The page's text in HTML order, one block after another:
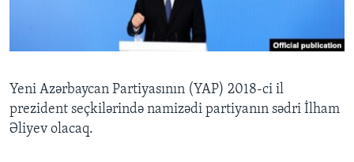
Dillər
Yeni Azərbaycan Partiyasının (YAP) 2018-ci il
prezident seçkilərində namizədi partiyanın sədri İlham
Əliyev olacaq.